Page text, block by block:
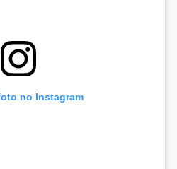
no Instagram